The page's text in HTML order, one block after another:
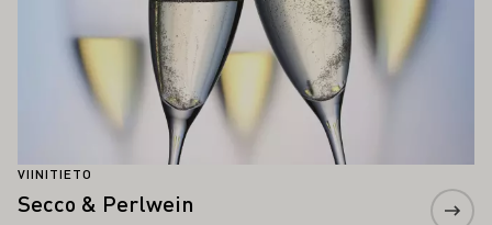
VIINITIETO
Secco & Perlwein